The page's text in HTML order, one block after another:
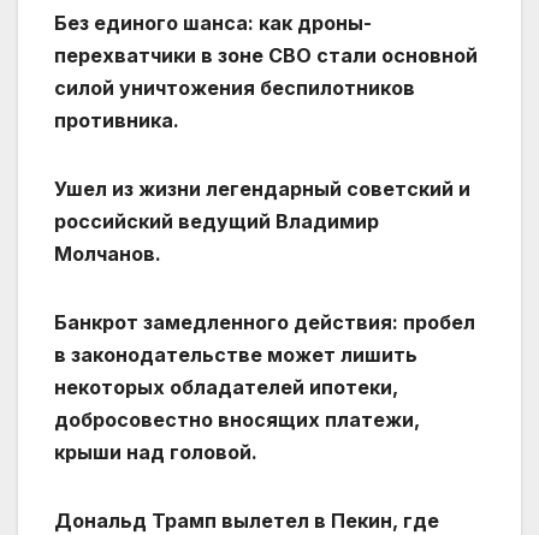
Без единого шанса: как дроны-
перехватчики в зоне СВО стали основной
силой уничтожения беспилотников
противника.
Ушел из жизни легендарный советский и
российский ведущий Владимир
Молчанов.
Банкрот замедленного действия: пробел
в законодательстве может лишить
некоторых обладателей ипотеки,
добросовестно вносящих платежи,
крыши над головой.
Дональд Трамп вылетел в Пекин, где